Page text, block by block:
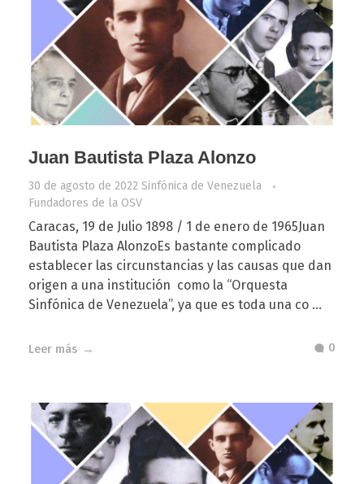
Juan Bautista Plaza Alonzo
30 de agosto de 2022 Sinfónica de Venezuela
Fundadores de la OSV
Caracas, 19 de Julio 1898 / 1 de enero de 1965Juan
Bautista Plaza AlonzoEs bastante complicado
establecer las circunstancias y las causas que dan
origen a una institución como la “Orquesta
Sinfónica de Venezuela”, ya que es toda una co ...
Leer más 0